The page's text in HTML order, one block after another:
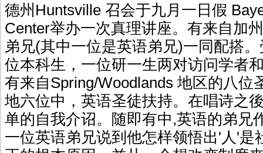
德州Huntsville 召会于九月一日假
Center举办一次真理讲座。有来自加
弟兄(其中一位是英语弟兄)一同配搭
位本科生，一位研一生两对访问学者
有来自Spring/Woodlands 地区的八位
地六位中，英语圣徒扶持。在唱诗之
单的自我介诏。随即有中,英语的弟兄
一位英语弟兄说到他怎样领悟出'人'是